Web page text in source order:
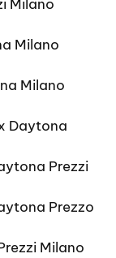
Milano
Milano
Milano
Daytona
Prezzi
Prezzo
Milano